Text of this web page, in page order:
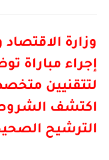
لتتقنيين
اكتشف
الترشيح